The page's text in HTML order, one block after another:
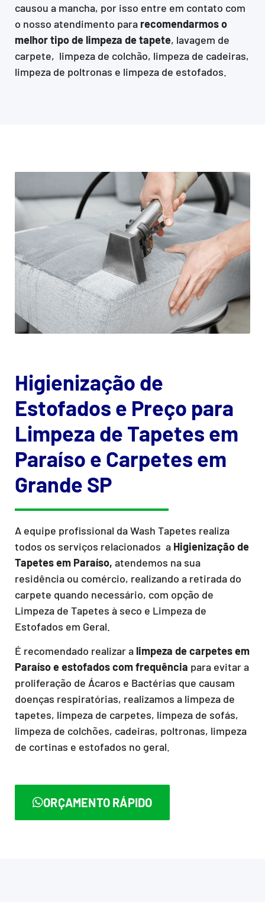
causou a mancha, por isso entre em contato com
o nosso atendimento para recomendarmos o
melhor tipo de limpeza de tapete, lavagem de
carpete, limpeza de colchão, limpeza de cadeiras,
limpeza de poltronas e limpeza de estofados.
Higienização de
Estofados e Preço para
Limpeza de Tapetes em
Paraíso e Carpetes em
Grande SP
A equipe profissional da Wash Tapetes realiza
todos os serviços relacionados a Higienização de
Tapetes em Paraíso, atendemos na sua
residência ou comércio, realizando a retirada do
carpete quando necessário, com opção de
Limpeza de Tapetes à seco e Limpeza de
Estofados em Geral.
É recomendado realizar a limpeza de carpetes em
Paraíso e estofados com frequência para evitar a
proliferação de Ácaros e Bactérias que causam
doenças respiratórias, realizamos a limpeza de
tapetes, limpeza de carpetes, limpeza de sofás,
limpeza de colchões, cadeiras, poltronas, limpeza
de cortinas e estofados no geral.
ORÇAMENTO RÁPIDO